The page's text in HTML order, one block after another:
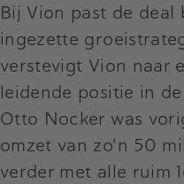
Bij Vion past de deal
ingezette
verstevigt Vion naar
leidende positie in
Otto Nocker was
omzet van zo'n 50
verder met alle ruim